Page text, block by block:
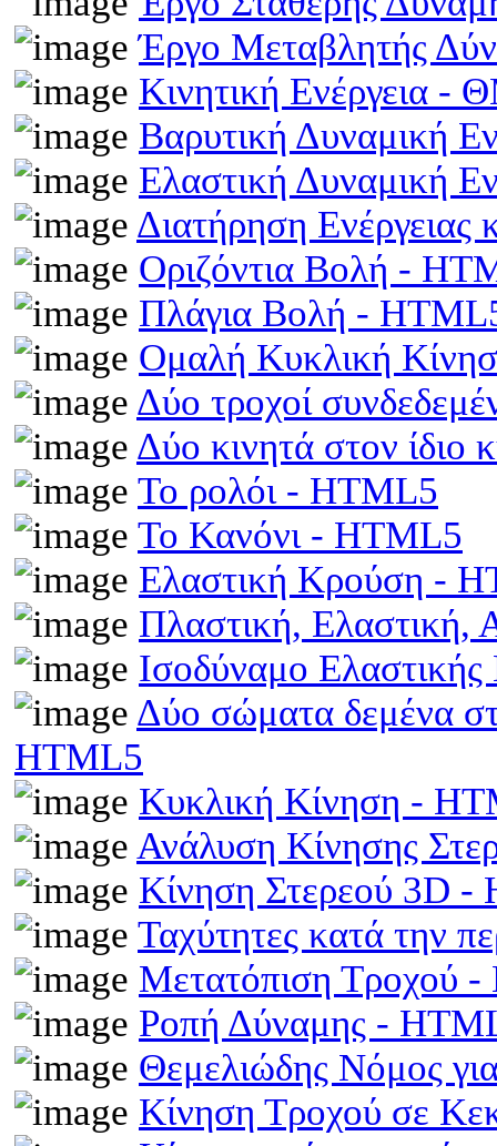
Έργο Μεταβλητής
Κινητική Ενέργεια
Βαρυτική Δυναμική
Ελαστική Δυναμική
Διατήρηση
Οριζόντια Βολή -
Πλάγια Βολή -
Ομαλή Κυκλική
Δύο τροχοί
Δύο κινητά στον
Το ρολόι - HTML5
Το Κανόνι - HTML5
Ελαστική Κρούση -
Πλαστική,
Ισοδύναμο
Δύο σώματα δεμένα
HTML5
Κυκλική Κίνηση -
Ανάλυση Κίνησης
Κίνηση Στερεού 3D -
Ταχύτητες κατά την
Μετατόπιση Τροχού
Ροπή Δύναμης -
Θεμελιώδης Νόμος
Κίνηση Τροχού σε